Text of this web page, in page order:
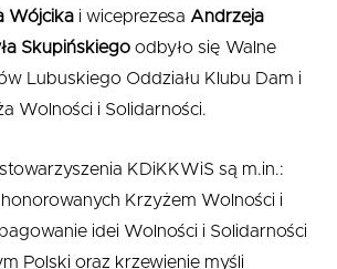
Wójcika i wiceprezesa Andrzeja
Skupińskiego odbyło się Walne
Lubuskiego Oddziału Klubu Dam i
Wolności i Solidarności.
KDiKKWiS są m.in.:
Krzyżem Wolności i
idei Wolności i Solidarności
Polski oraz krzewienie myśli